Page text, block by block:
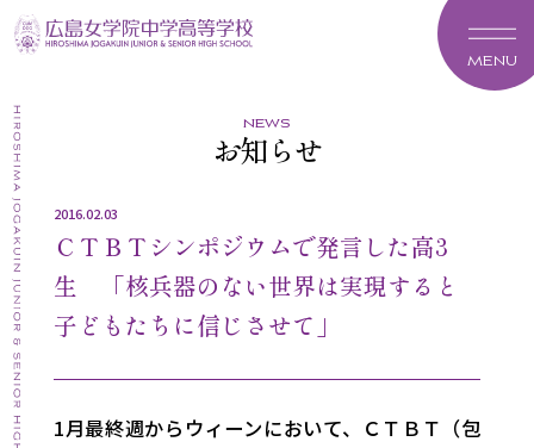
MENU
news
お知らせ
2016.02.03
ＣＴＢＴシンポジウムで発言した高3
生 「核兵器のない世界は実現すると
子どもたちに信じさせて」
1月最終週からウィーンにおいて、ＣＴＢＴ（包